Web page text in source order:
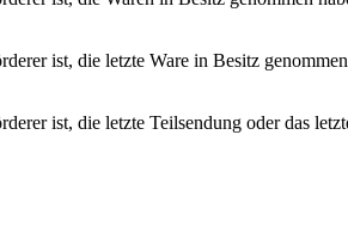
ist, die letzte Ware in Besitz
ist, die letzte Teilsendung oder das